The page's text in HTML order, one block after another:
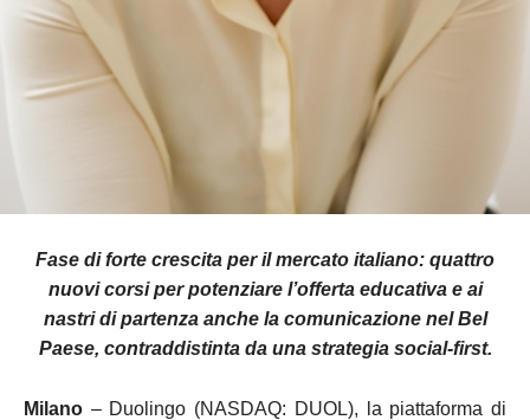
Fase di forte crescita per il mercato italiano: quattro
nuovi corsi per potenziare l’offerta educativa e ai
nastri di partenza anche la comunicazione nel Bel
Paese, contraddistinta da una strategia social-first.
Milano – Duolingo (NASDAQ: DUOL), la piattaforma di